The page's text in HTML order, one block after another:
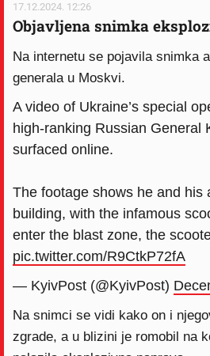
17.12.2024. 12:26
Objavljena snimka
Na internetu se pojavila snimka
generala u Moskvi.
A video of Ukraine’s special
high-ranking Russian General
surfaced online.
The footage shows he and his
building, with the infamous
enter the blast zone, the
pic.twitter.com/R9CtkP72fA
— KyivPost (@KyivPost)
Na snimci se vidi kako on i
zgrade, a u blizini je romobil na